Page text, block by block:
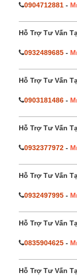
0904712881 -
Hỗ Trợ Tư Vấn
0932489685 -
Hỗ Trợ Tư Vấn
0903181486 -
Hỗ Trợ Tư Vấn
0932377972 -
Hỗ Trợ Tư Vấn
0932497995 -
Hỗ Trợ Tư Vấn
0835904625 -
Hỗ Trợ Tư Vấn